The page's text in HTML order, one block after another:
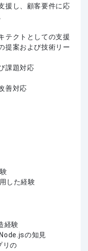
援し、顧客要件に応
テクトとしての支援
提案および技術リー
課題対応
善対応
した経験
経験
の知見
リの